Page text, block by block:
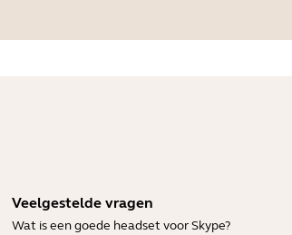
Veelgestelde vragen
Wat is een goede headset voor Skype?